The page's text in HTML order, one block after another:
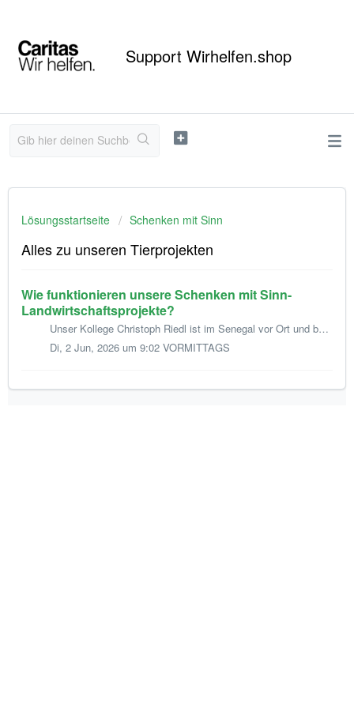
Support Wirhelfen.shop
Lösungsstartseite Schenken mit Sinn
Alles zu unseren Tierprojekten
Wie funktionieren unsere Schenken mit Sinn-
Landwirtschaftsprojekte?
Unser Kollege Christoph Riedl ist im Senegal vor Ort und berichtet von unseren Projekten. 1. Was genau sind Landwirtschaftsprojekte mit Nutztieren? ...
Di, 2 Jun, 2026 um 9:02 VORMITTAGS